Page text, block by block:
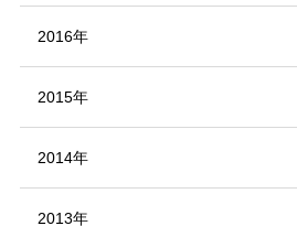
2016年
2015年
2014年
2013年